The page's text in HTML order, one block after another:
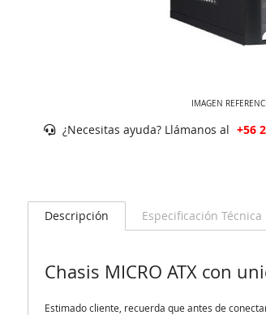
IMAGEN
¿Necesitas ayuda? Llámanos al +56
Descripción Especificación Técnica
Chasis MICRO ATX con
Estimado cliente, recuerda que antes de